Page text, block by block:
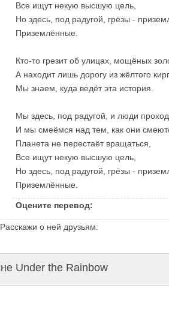
Все ищут некую высшую цель,
Но здесь, под радугой, грёзы -
Приземлённые.
Кто-то грезит об улицах, мощёных
А находит лишь дорогу из жёлтого
Мы знаем, куда ведёт эта история.
Мы здесь, под радугой, и люди
И мы смеёмся над тем, как они
Планета не перестаёт вращаться,
Все ищут некую высшую цель,
Но здесь, под радугой, грёзы -
Приземлённые.
Оцените перевод:
о ней друзьям:
Under the Rainbow